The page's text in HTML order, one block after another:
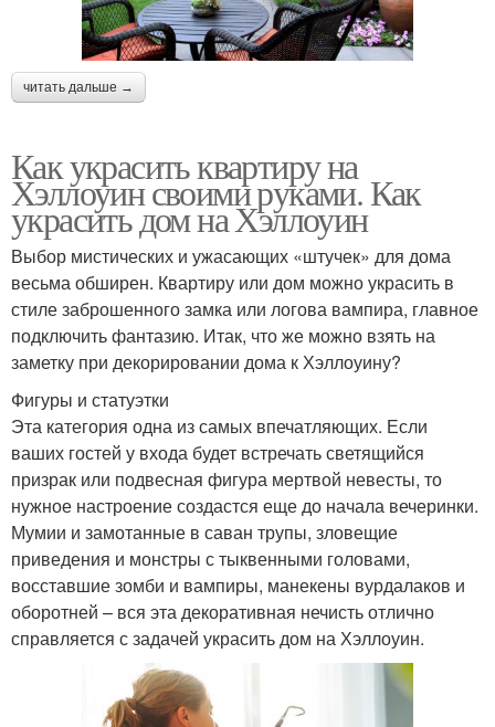
читать дальше →
Как украсить квартиру на
Хэллоуин своими руками. Как
украсить дом на Хэллоуин
Выбор мистических и ужасающих «штучек» для дома
весьма обширен. Квартиру или дом можно украсить в
стиле заброшенного замка или логова вампира, главное
подключить фантазию. Итак, что же можно взять на
заметку при декорировании дома к Хэллоуину?
Фигуры и статуэтки
Эта категория одна из самых впечатляющих. Если
ваших гостей у входа будет встречать светящийся
призрак или подвесная фигура мертвой невесты, то
нужное настроение создастся еще до начала вечеринки.
Мумии и замотанные в саван трупы, зловещие
приведения и монстры с тыквенными головами,
восставшие зомби и вампиры, манекены вурдалаков и
оборотней – вся эта декоративная нечисть отлично
справляется с задачей украсить дом на Хэллоуин.